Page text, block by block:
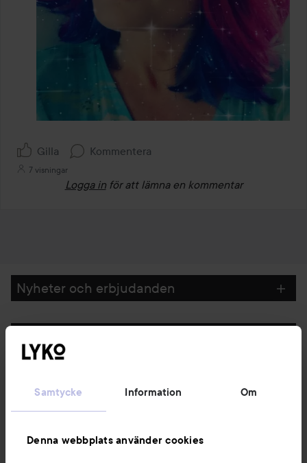
Samtycke Information Om
Denna webbplats använder cookies
Gilla Kommentera
7 visningar
Logga in för att lämna en kommentar
Nyheter och erbjudanden
Kundservice
Information